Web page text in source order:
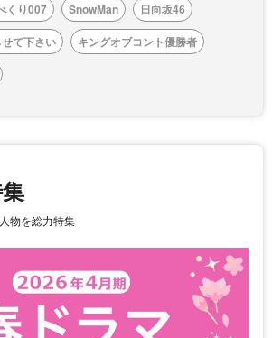
くり007 SnowMan
日向坂46
て下さい
キングオブコント優勝者
物を総力特集